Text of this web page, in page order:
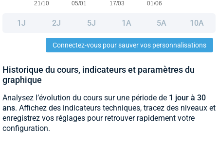
1J 2J 5J 1A 5A 10A
Connectez-vous pour sauver vos personnalisations
Historique du cours, indicateurs et paramètres du
graphique
Analysez l’évolution du cours sur une période de 1 jour à 30
ans. Affichez des indicateurs techniques, tracez des niveaux et
enregistrez vos réglages pour retrouver rapidement votre
configuration.